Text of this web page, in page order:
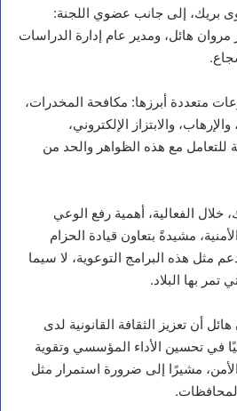
بريك، إلى جانب عضوي اللجنة:
هائل، ومدير عام إدارة الدراسات
متعددة أبرزها: مكافحة المخدرات،
والابتزاز الإلكتروني،
للتعامل مع هذه الظواهر والحد من
الفعالية، أهمية رفع الوعي
مشيدةً بتعاون قيادة الحزام
مثل هذه البرامج التوعوية، لا سيما
بها البلاد.
أن تعزيز الثقافة القانونية لدى
في تحسين الأداء المؤسسي وتقوية
مشيرًا إلى ضرورة استمرار مثل